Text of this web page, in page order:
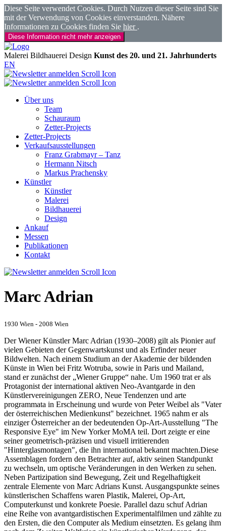
Diese Seite verwendet Cookies. Durch Nutzen dieser Seite sind Sie
mit der Verwendung von Cookies einverstanden. Nähere
Informationen zu Cookies finden Sie hier .
Diese Information nicht mehr anzeigen
Malerei Bildhauerei Design Kunst des 20. und 21. Jahrhunderts
EN
Über uns
Team
Schauraum
Zetter-Projects
Zetter-Projects
Verkaufsausstellungen
Franz Grabmayr – Tanz
Hermann Nitsch
Markus Prachensky
Künstler
Künstler
Malerei
Bildhauerei
Design
Ankauf
Messen
Publikationen
Kontakt
Marc Adrian
1930 Wien - 2008 Wien
Der Wiener Künstler Marc Adrian (1930–2008) gilt als Pionier auf
vielen Gebieten der Gegenwartskunst und als Erfinder neuer
Bildwelten. Nach einem Studium an der Akademie der bildenden
Künste in Wien bei Fritz Wotruba, sowie in Paris und Mailand,
stand er zunächst der „Wiener Gruppe“ nahe. Um 1960 trat er als
Protagonist der international aktiven Neo-Avantgarde in den
Künstlervereinigungen ZERO, Neue Tendenzen und arte
programmata in Erscheinung und wurde von Peter Weibel als "Vater
der österreichischen Medienkunst" bezeichnet. 1965 nahm er als
einziger Österreicher an der bedeutenden Op-Art-Ausstellung "The
Responsive Eye" im New Yorker MoMA teil. Dort zeigte er eine
seiner geometrisch-präzisen und visuell irritierenden
"Hinterglasmontagen", die ihn international bekannt machten.Diese
Assemblagen fordern den Betrachter auf, aktiv seinen Standpunkt
zu wechseln, um optische Veränderungen in den Werken zu sehen.
Neben Partizipation sind Bewegung, Zeit und Regelhaftigkeit
zentrale Elemente von Marc Adrians Kunst. Ausgangspunkte seines
künstlerischen Schaffens waren Plastik, Malerei, Op-Art,
Computerkunst und konkrete Poesie. Parallel dazu schuf Adrian
eine Reihe von avantgardistischen Experimentalfilmen und zählte zu
den Ersten, die den Computer als Medium einsetzten. Es gelang ihm